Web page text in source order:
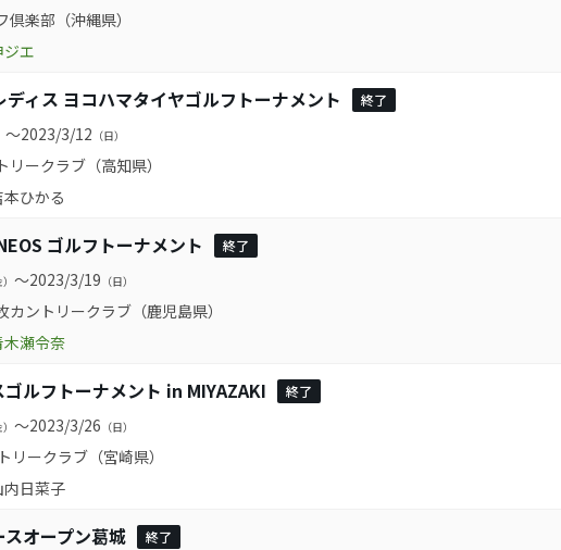
倶楽部（沖縄県）
ジエ
ディス ヨコハマタイヤゴルフトーナメント 終了
～2023/3/12 （日）
リークラブ（高知県）
本ひかる
ゴルフトーナメント 終了
～2023/3/19 （日）
カントリークラブ（鹿児島県）
木瀬令奈
ゴルフトーナメント in MIYAZAKI 終了
～2023/3/26 （日）
リークラブ（宮崎県）
内日菜子
オープン葛城 終了